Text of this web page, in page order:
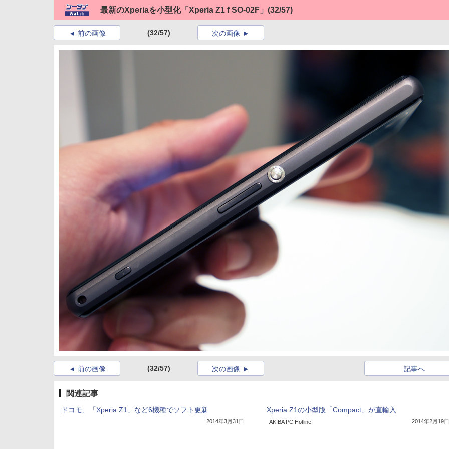
最新のXperiaを小型化「Xperia Z1 f SO-02F」 (32/57)
前の画像 (32/57) 次の画像
前の画像 (32/57) 記事へ
次の画像
関連記事
ドコモ、「Xperia Z1」など6機種でソフト更新
2014年3月31日
Xperia Z1の小型版「Compact」が直輸入
AKIBA PC Hotline! 2014年2月19日